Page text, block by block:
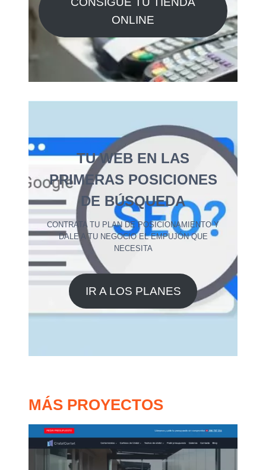
ONLINE
TU WEB EN LAS
PRIMERAS POSICIONES
DE BÚSQUEDA
CONTRATA TU PLAN DE POSICIONAMIENTO Y
DALE A TU NEGOCIO EL EMPUJÓN QUE
NECESITA
IR A LOS PLANES
MÁS PROYECTOS